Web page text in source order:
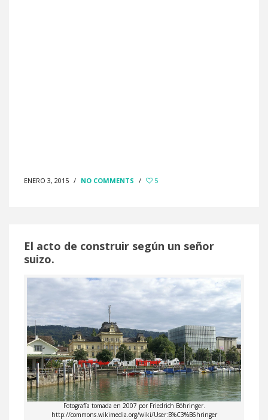
ENERO 3, 2015 / NO COMMENTS / 5
El acto de construir según un señor
suizo.
Fotografía tomada en 2007 por Friedrich Böhringer.
http://commons.wikimedia.org/wiki/User:B%C3%B6hringer